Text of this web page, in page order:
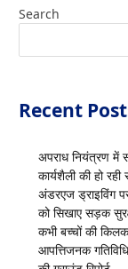
Search
Recent
अपराध नियंत्रण में
कार्यशैली की हो
अंडरएज ड्राइविंग
को सिखाए सड़क
कभी बच्चों की
आपत्तिजनक